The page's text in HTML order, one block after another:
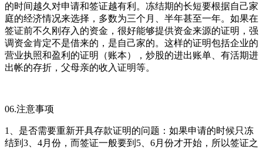
的时间越久对申请和签证越有利。冻结期的长短要根据自己家
庭的经济情况来选择，多数为三个月、半年甚至一年。如果在
签证前不久刚存入的资金，很好能够提供资金来源的证明，强
调资金肯定不是借来的，是自己家的。这样的证明包括企业的
营业执照和盈利的证明（账本），炒股的进出账单、有活期进
出帐的存折，父母亲的收入证明等。
06.注意事项
1、是否需要重新开具存款证明的问题：如果申请的时候只冻
结到3、4月份，而签证一般要到5、6月份才开始，所以签证之